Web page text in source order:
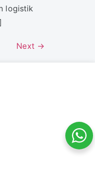
logistik
Next →